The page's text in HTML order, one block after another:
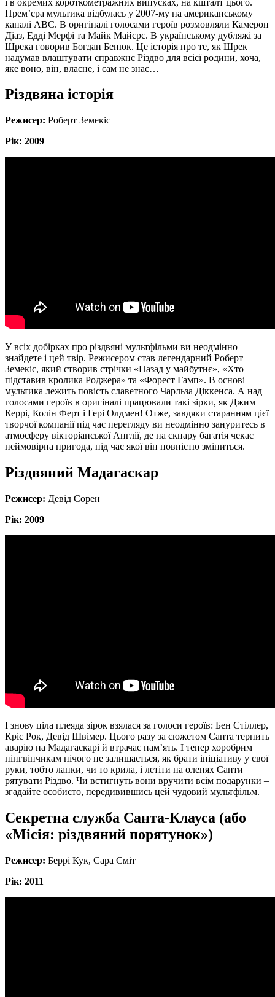
Прем’єра мультика відбулась у 2007-му на американському
каналі АВС. В оригіналі голосами героїв розмовляли Камерон
Діаз, Едді Мерфі та Майк Майєрс. В українському дубляжі за
Шрека говорив Богдан Бенюк. Це історія про те, як Шрек
надумав влаштувати справжнє Різдво для всієї родини, хоча,
яке воно, він, власне, і сам не знає…
Різдвяна історія
Режисер: Роберт Земекіс
Рік: 2009
У всіх добірках про різдвяні мультфільми ви неодмінно
знайдете і цей твір. Режисером став легендарний Роберт
Земекіс, який створив стрічки «Назад у майбутнє», «Хто
підставив кролика Роджера» та «Форест Гамп». В основі
мультика лежить повість славетного Чарльза Діккенса. А над
голосами героїв в оригіналі працювали такі зірки, як Джим
Керрі, Колін Ферт і Гері Олдмен! Отже, завдяки старанням цієї
творчої компанії під час перегляду ви неодмінно зануритесь в
атмосферу вікторіанської Англії, де на скнару багатія чекає
неймовірна пригода, під час якої він повністю зміниться.
Різдвяний Мадагаскар
Режисер: Девід Сорен
Рік: 2009
І знову ціла плеяда зірок взялася за голоси героїв: Бен Стіллер,
Кріс Рок, Девід Швімер. Цього разу за сюжетом Санта терпить
аварію на Мадагаскарі й втрачає пам’ять. І тепер хоробрим
пінгвінчикам нічого не залишається, як брати ініціативу у свої
руки, тобто лапки, чи то крила, і летіти на оленях Санти
рятувати Різдво. Чи встигнуть вони вручити всім подарунки –
згадайте особисто, передивившись цей чудовий мультфільм.
Секретна служба Санта-Клауса (або
«Місія: різдвяний порятунок»)
Режисер: Беррі Кук, Сара Сміт
Рік: 2011